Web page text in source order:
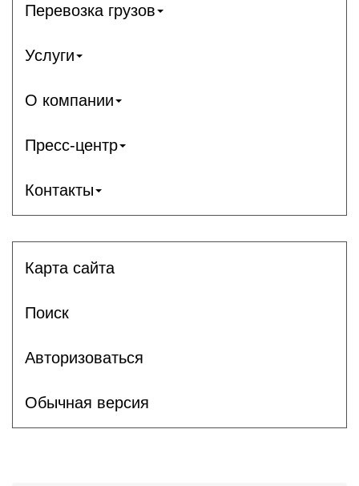
Перевозка грузов
Услуги
О компании
Пресс-центр
Контакты
Карта сайта
Поиск
Авторизоваться
Обычная версия